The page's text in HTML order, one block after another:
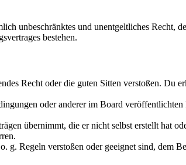
unbeschränktes und unentgeltliches Recht,
bestehen.
Recht oder die guten Sitten verstoßen. Du
oder anderer im Board
übernimmt, die er nicht selbst erstellt hat
g. Regeln verstoßen oder geeignet sind, dem